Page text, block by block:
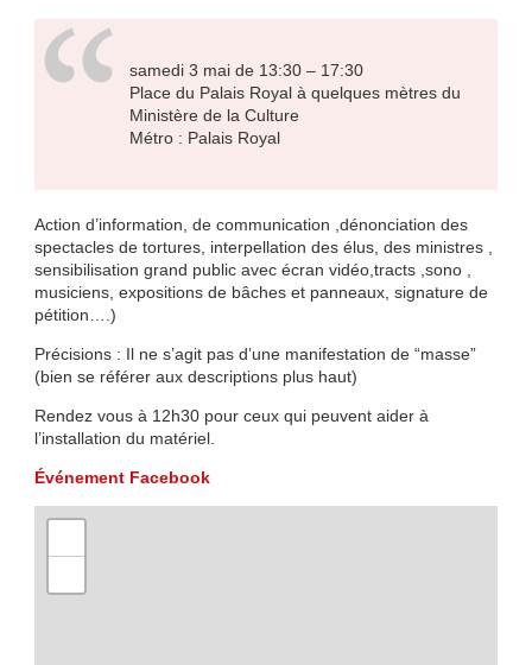
samedi 3 mai de 13:30 – 17:30
Place du Palais Royal à quelques mètres du
Ministère de la Culture
Métro : Palais Royal
Action d’information, de communication ,dénonciation des
spectacles de tortures, interpellation des élus, des ministres ,
sensibilisation grand public avec écran vidéo,tracts ,sono ,
musiciens, expositions de bâches et panneaux, signature de
pétition….)
Précisions : Il ne s’agit pas d’une manifestation de “masse”
(bien se référer aux descriptions plus haut)
Rendez vous à 12h30 pour ceux qui peuvent aider à
l’installation du matériel.
Événement Facebook